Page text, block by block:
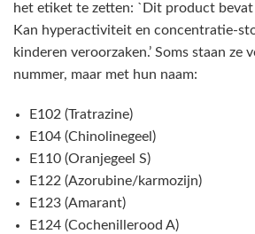
het etiket te zetten: `Dit product
Kan hyperactiviteit en concentratie-
kinderen veroorzaken.’ Soms staan ze
nummer, maar met hun naam:
E102 (Tratrazine)
E104 (Chinolinegeel)
E110 (Oranjegeel S)
E122 (Azorubine/karmozijn)
E123 (Amarant)
E124 (Cochenillerood A)